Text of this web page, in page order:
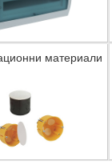
материали